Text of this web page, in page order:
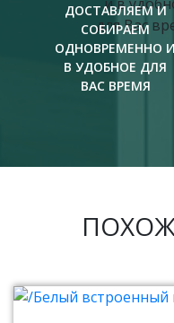
ДОСТАВЛЯЕМ И
СОБИРАЕМ
ОДНОВРЕМЕННО И
В УДОБНОЕ ДЛЯ
ВАС ВРЕМЯ